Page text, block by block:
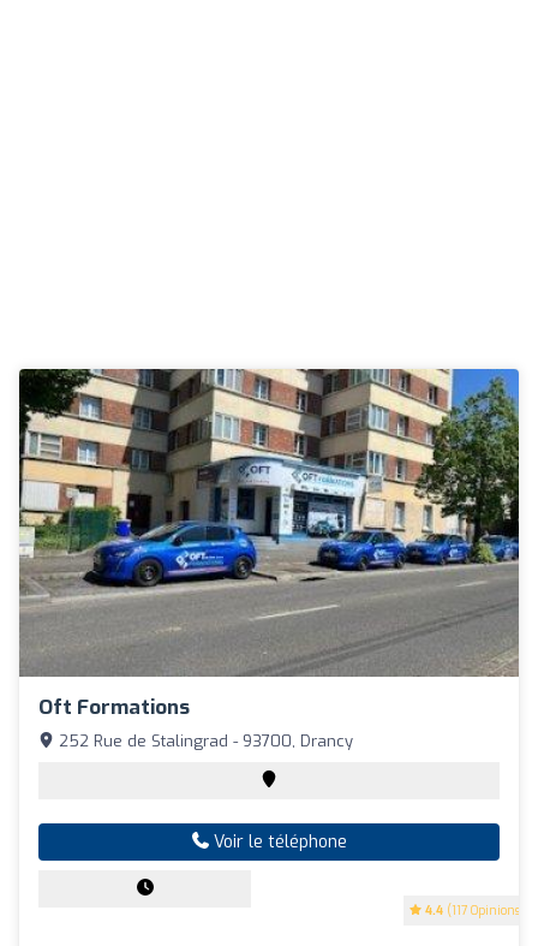
Oft Formations
4.4 (117 Opinions)
252 Rue de Stalingrad - 93700, Drancy
Voir le téléphone